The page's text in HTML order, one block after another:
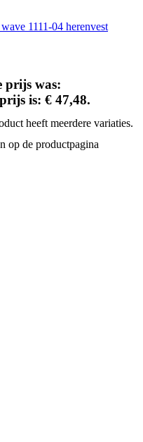
prijs was:
is: € 47,48.
heeft meerdere variaties.
op de productpagina